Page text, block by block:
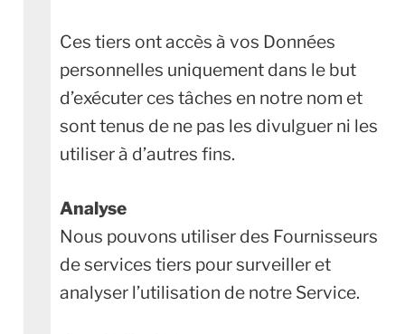
Ces tiers ont accès à vos Données
personnelles uniquement dans le but
d’exécuter ces tâches en notre nom et
sont tenus de ne pas les divulguer ni les
utiliser à d’autres fins.
Analyse
Nous pouvons utiliser des Fournisseurs
de services tiers pour surveiller et
analyser l’utilisation de notre Service.